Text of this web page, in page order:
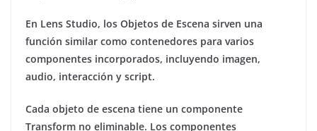
En Lens Studio, los Objetos de Escena sirven una
función similar como contenedores para varios
componentes incorporados, incluyendo imagen,
audio, interacción y script.
Cada objeto de escena tiene un componente
Transform no eliminable. Los componentes